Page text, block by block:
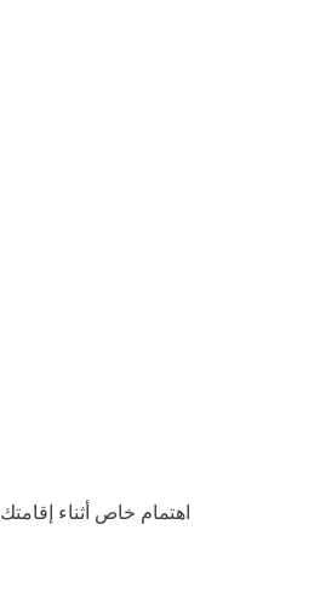
اهتمام خاص أثناء إقامتك